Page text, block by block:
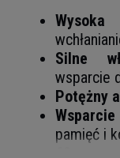
Wysoka
Silne
wsparcie
Potężny
pamięć i